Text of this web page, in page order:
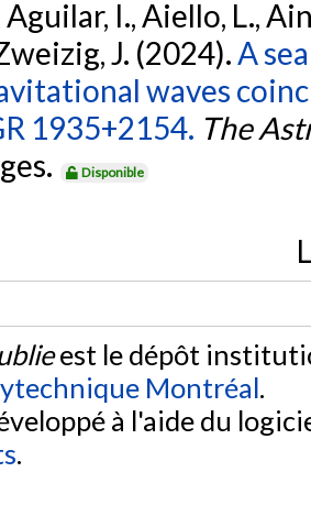
Aguilar, I., Aiello, L.,
J. (2024). A
waves
1935+2154. The
Disponible
est le dépôt
Montréal.
à l'aide du
.